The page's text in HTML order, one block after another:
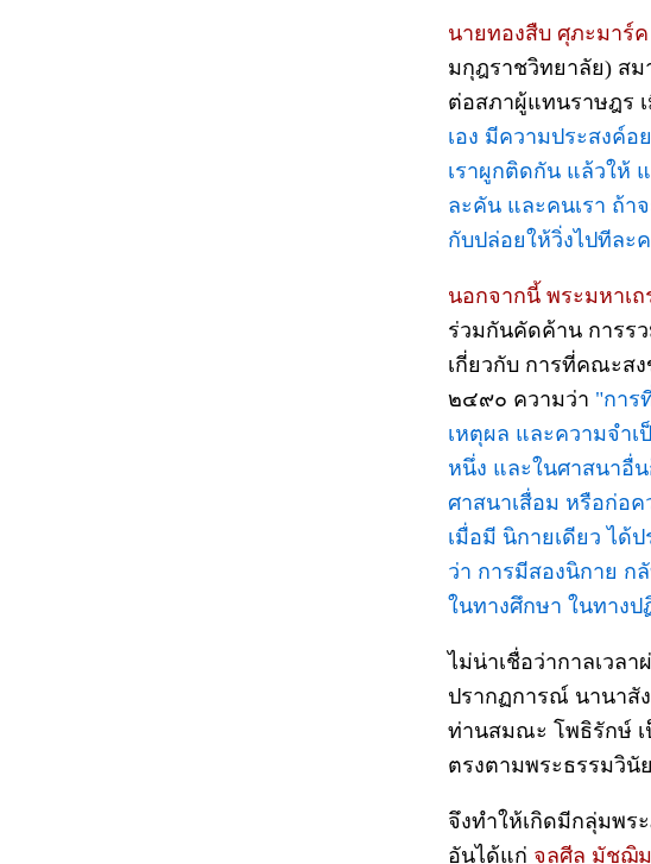
นายทองสืบ ศุภะมาร์ค
มกุฎราชวิทยาลัย) ส
ต่อสภาผู้แทนราษฎร
เอง มีความประสงค์อ
เราผูกติดกัน แล้วให้
ละคัน และคนเรา ถ้า
กับปล่อยให้วิ่งไปทีละ
นอกจากนี้ พระมหาเ
ร่วมกันคัดค้าน การร
เกี่ยวกับ การที่คณะส
๒๔๙๐ ความว่า "การ
เหตุผล และความจำ
หนึ่ง และในศาสนาอื่
ศาสนาเสื่อม หรือก่อค
เมื่อมี นิกายเดียว ได้
ว่า การมีสองนิกาย ก
ในทางศึกษา ในทางป
ไม่น่าเชื่อว่ากาลเวล
ปรากฏการณ์ นานาสั
ท่านสมณะ โพธิรักษ์ เ
ตรงตามพระธรรมวินัย
จึงทำให้เกิดมีกลุ่มพ
อันได้แก
จุลศีล มัชฌิ